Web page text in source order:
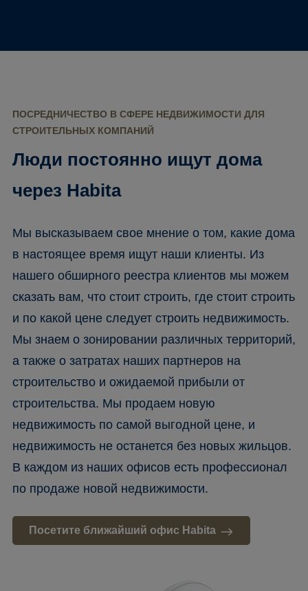
ПОСРЕДНИЧЕСТВО В СФЕРЕ НЕДВИЖИМОСТИ ДЛЯ
СТРОИТЕЛЬНЫХ КОМПАНИЙ
Люди постоянно ищут дома
через Habita
Мы высказываем свое мнение о том, какие дома
в настоящее время ищут наши клиенты. Из
нашего обширного реестра клиентов мы можем
сказать вам, что стоит строить, где стоит строить
и по какой цене следует строить недвижимость.
Мы знаем о зонировании различных территорий,
а также о затратах наших партнеров на
строительство и ожидаемой прибыли от
строительства. Мы продаем новую
недвижимость по самой выгодной цене, и
недвижимость не останется без новых жильцов.
В каждом из наших офисов есть профессионал
по продаже новой недвижимости.
Посетите ближайший офис Habita